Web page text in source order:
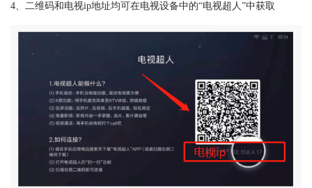
4、二维码和电视ip地址均可在电视设备中的“电视超人”中获取